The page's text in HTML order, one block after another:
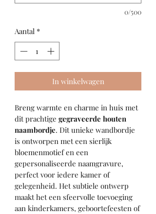
0/500
Aantal *
In winkelwagen
Breng warmte en charme in huis met
dit prachtige gegraveerde houten
naambordje. Dit unieke wandbordje
is ontworpen met een sierlijk
bloemenmotief en een
gepersonaliseerde naamgravure,
perfect voor iedere kamer of
gelegenheid. Het subtiele ontwerp
maakt het een sfeervolle toevoeging
aan kinderkamers, geboortefeesten of